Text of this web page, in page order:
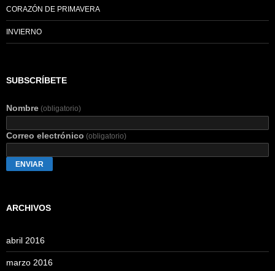
CORAZÓN DE PRIMAVERA
INVIERNO
SUBSCRÍBETE
Nombre (obligatorio)
Correo electrónico (obligatorio)
ENVIAR
ARCHIVOS
abril 2016
marzo 2016